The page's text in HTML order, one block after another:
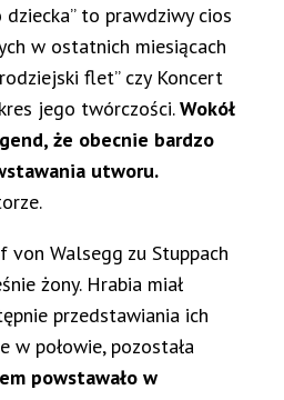
to prawdziwy cios
w ostatnich miesiącach
flet” czy Koncert
jego twórczości.Wokół
że obecnie bardzo
utworu.
von Walsegg zu Stuppach
żony. Hrabia miał
przedstawiania ich
w połowie, pozostała
powstawało w